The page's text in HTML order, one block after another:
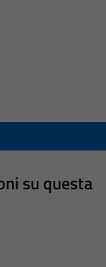
su questa